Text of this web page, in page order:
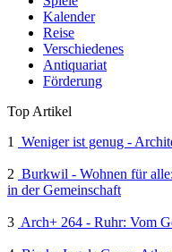
Kalender
Reise
Verschiedenes
Antiquariat
Förderung
Top Artikel
1
Weniger ist genug -
2 Burkwil - Wohnen für
in der Gemeinschaft
3 Arch+ 264 - Ruhr: Vom